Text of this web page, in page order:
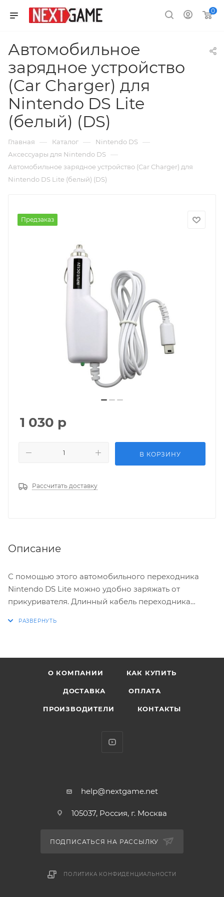
0
Автомобильное
зарядное устройство
(Car Charger) для
Nintendo DS Lite
(белый) (DS)
Главная — Каталог — Nintendo DS —
Аксессуары для Nintendo DS —
Автомобильное зарядное устройство (Car Charger) для
Nintendo DS Lite (белый) (DS)
Предзаказ
1 030 р
В КОРЗИНУ
Рассчитать доставку
Описание
С помощью этого автомобильного переходника
Nintendo DS Lite можно удобно заряжать от
прикуривателя. Длинный кабель переходника
О КОМПАНИИ КАК КУПИТЬ
ДОСТАВКА ОПЛАТА
ПРОИЗВОДИТЕЛИ КОНТАКТЫ
help@nextgame.net
105037, Россия, г. Москва
ПОДПИСАТЬСЯ НА РАССЫЛКУ
ПОЛИТИКА КОНФИДЕНЦИАЛЬНОСТИ